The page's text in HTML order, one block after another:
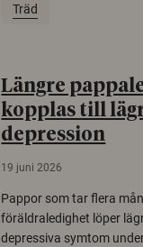
Träd
Längre
kopplas till
depression
19 juni 2026
Pappor som tar flera
föräldraledighet löper
depressiva symtom